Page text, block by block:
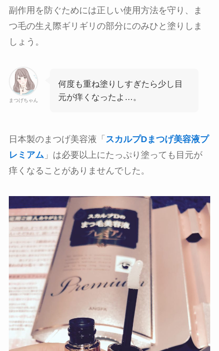
副作用を防ぐためには正しい使用方法を守り、ま
つ毛の生え際ギリギリの部分にのみひと塗りしま
しょう。
まつげちゃん
何度も重ね塗りしすぎたら少し目
元が痒くなったよ…。
日本製のまつげ美容液「 スカルプDまつげ美容液プ
レミアム」は必要以上にたっぷり塗っても目元が
痒くなることがありませんでした。